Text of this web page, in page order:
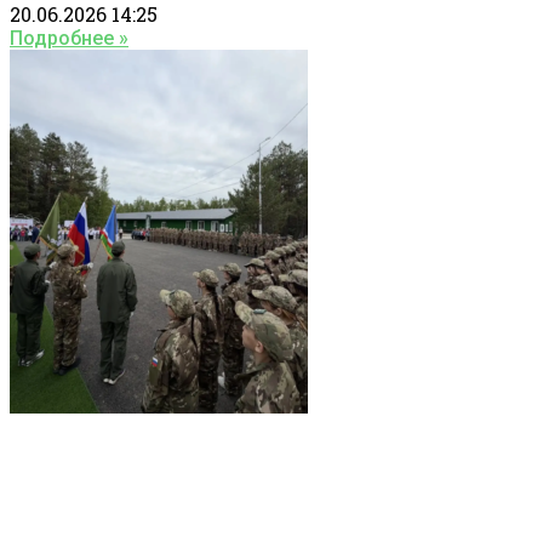
20.06.2026 14:25
Подробнее »